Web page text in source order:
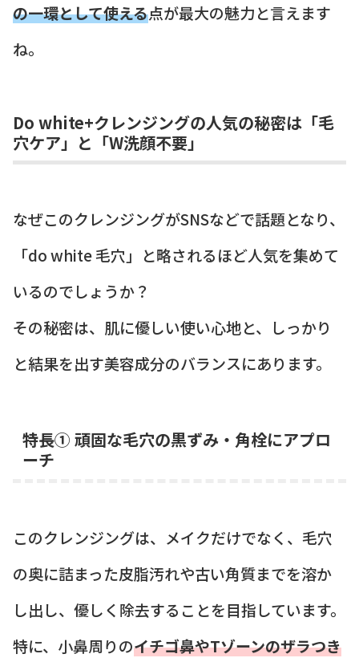
の一環として使える点が最大の魅力と言えます
ね。
Do white+クレンジングの人気の秘密は「毛
穴ケア」と「W洗顔不要」
なぜこのクレンジングがSNSなどで話題となり、
「do white 毛穴」と略されるほど人気を集めて
いるのでしょうか？
その秘密は、肌に優しい使い心地と、しっかり
と結果を出す美容成分のバランスにあります。
特長① 頑固な毛穴の黒ずみ・角栓にアプロ
ーチ
このクレンジングは、メイクだけでなく、毛穴
の奥に詰まった皮脂汚れや古い角質までを溶か
し出し、優しく除去することを目指しています。
特に、小鼻周りのイチゴ鼻やTゾーンのザラつき